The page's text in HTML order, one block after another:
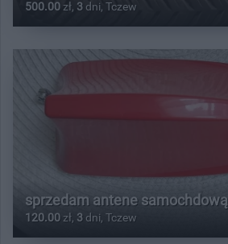
500.00zł, 3 dni, Tczew
sprzedam antene samochdową
120.00 zł, 3 dni, Tczew